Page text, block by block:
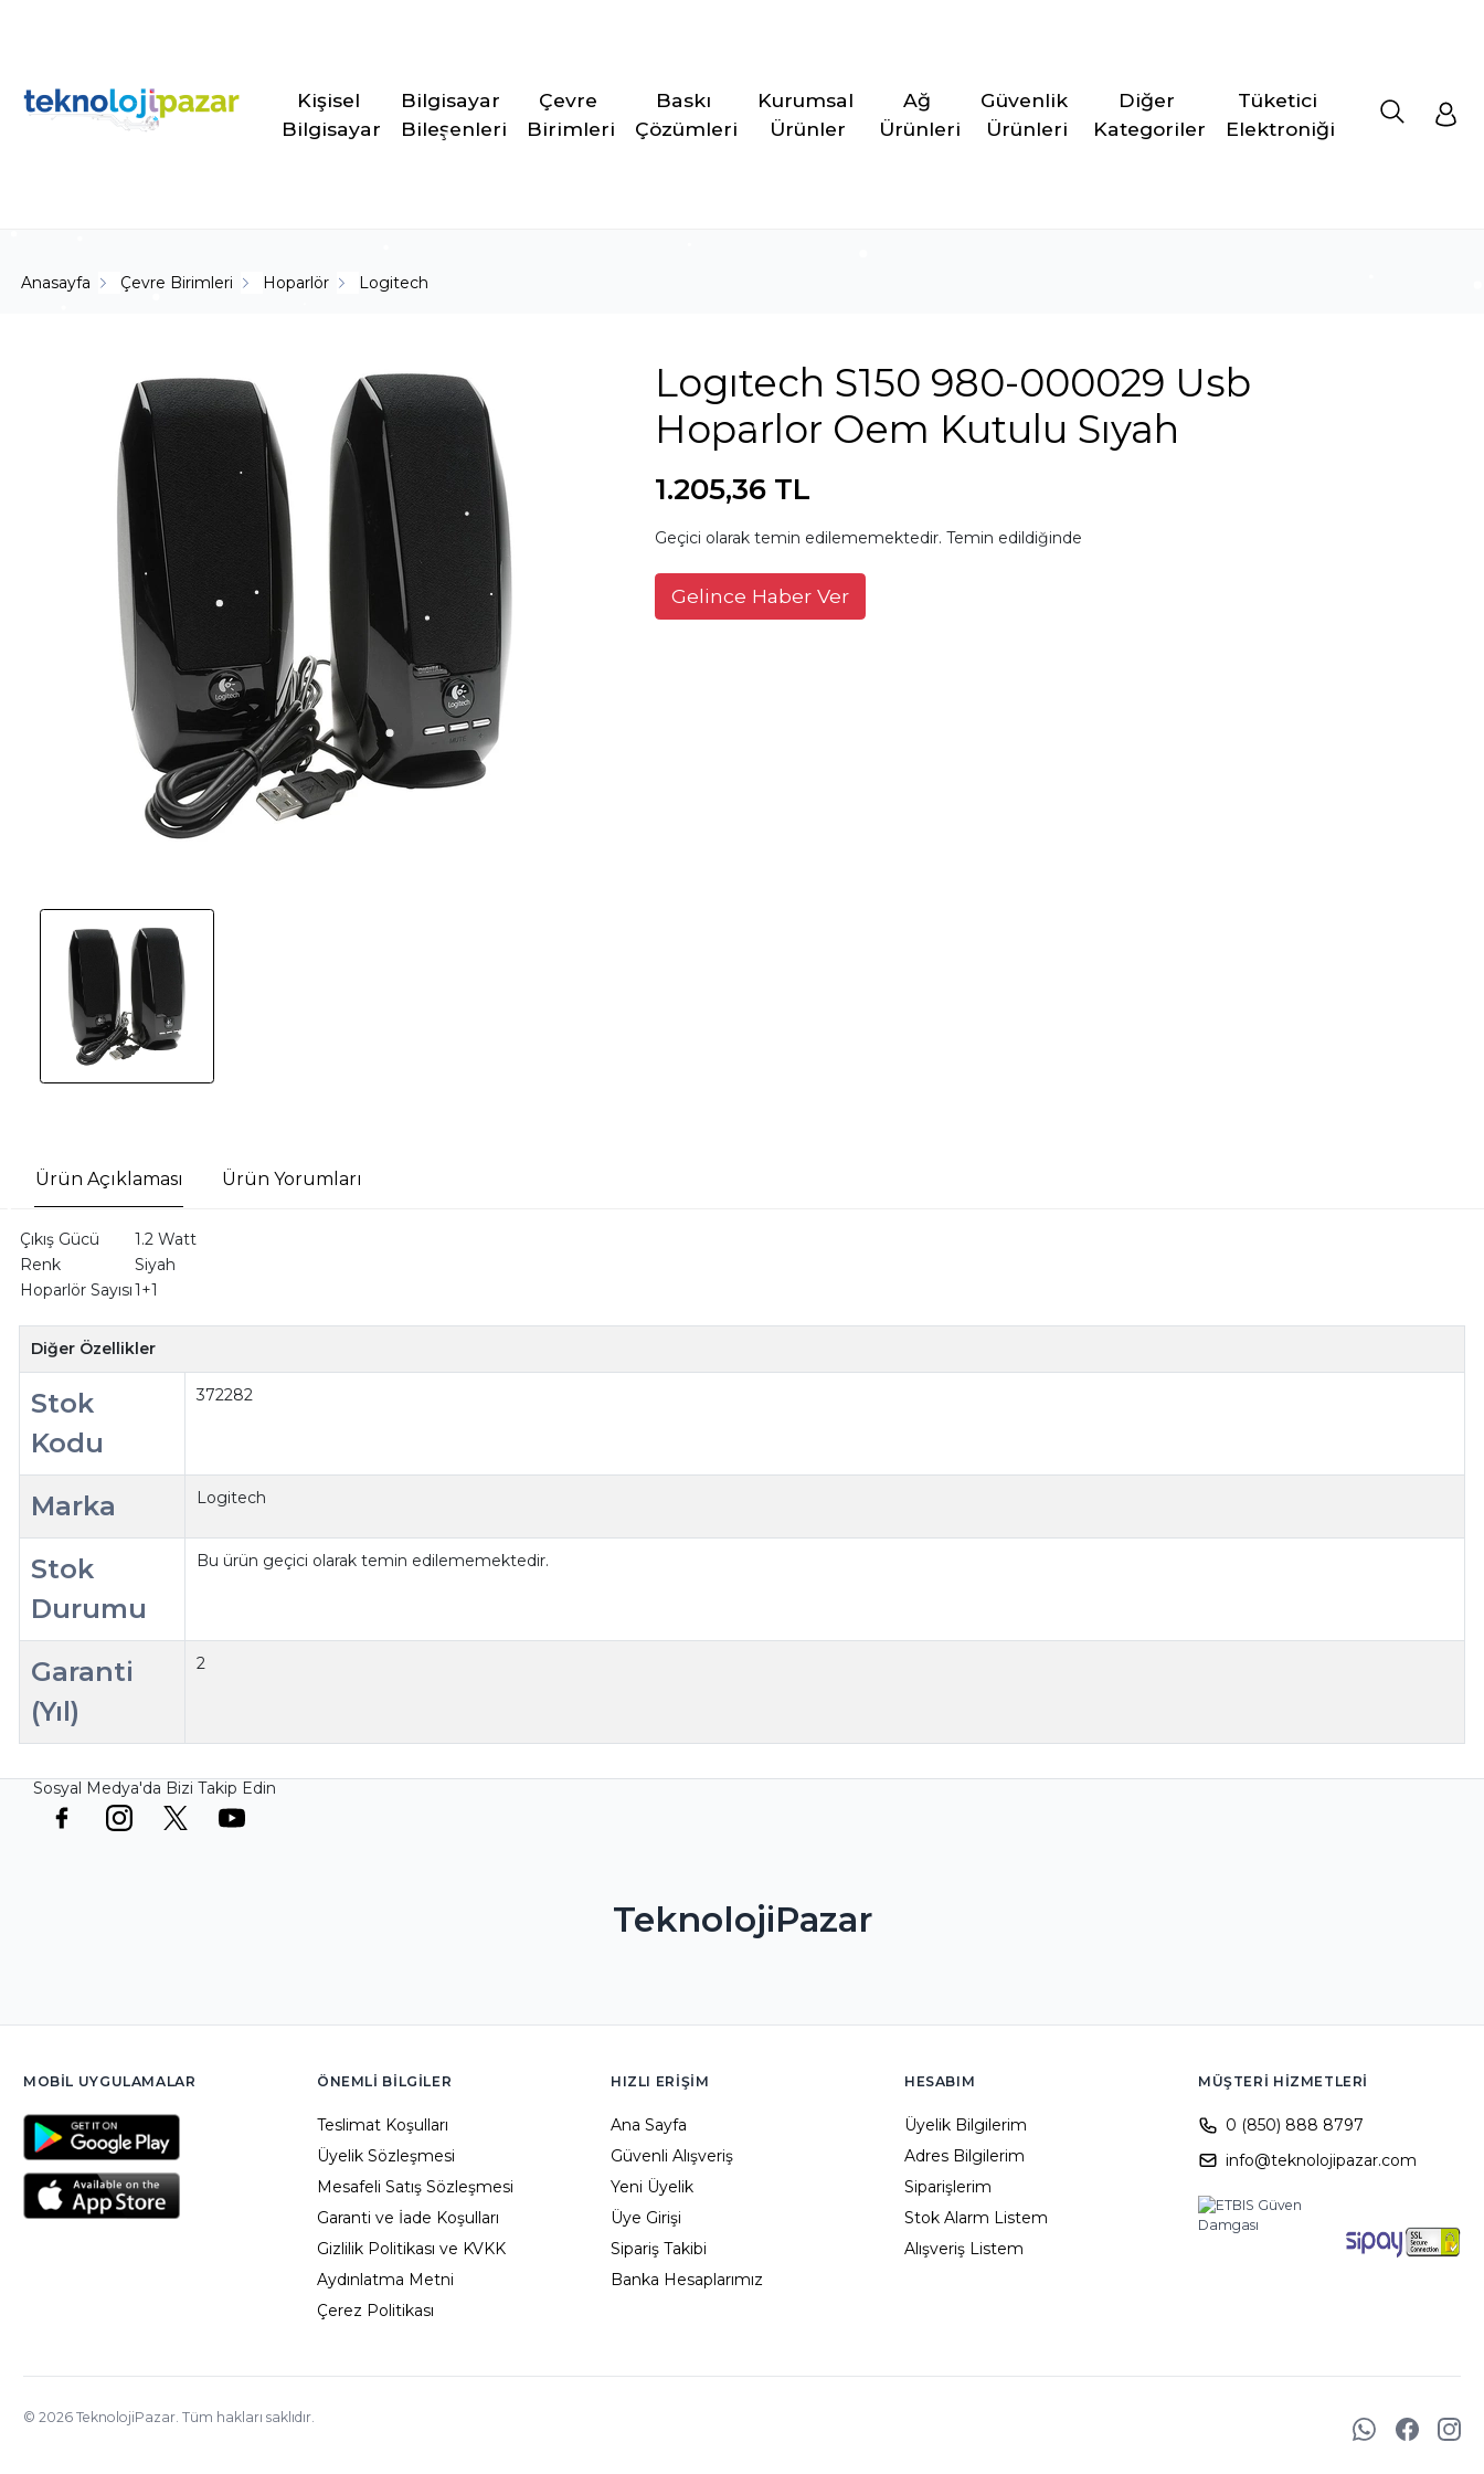
Kişisel
Bilgisayar
Bilgisayar
Bileşenleri
Çevre
Birimleri
Baskı
Çözümleri
Kurumsal
Ürünler
Ağ
Ürünleri
Güvenlik
Ürünleri
Diğer
Kategoriler
Tüketici
Elektroniği
Anasayfa Çevre Birimleri Hoparlör Logitech
Logıtech S150 980-000029 Usb
Hoparlor Oem Kutulu Sıyah
1.205,36 TL
Geçici olarak temin edilememektedir. Temin edildiğinde
Gelince Haber Ver
Ürün Açıklaması Ürün Yorumları
Çıkış Gücü
1.2 Watt
Renk
Siyah
Hoparlör Sayısı1+1
Diğer Özellikler
Stok
Kodu
372282
Marka Logitech
Stok
Durumu
Bu ürün geçici olarak temin edilememektedir.
Garanti
(Yıl)
2
Sosyal Medya'da Bizi Takip Edin
TeknolojiPazar
MOBIL UYGULAMALAR ÖNEMLI BILGILER
Teslimat Koşulları
Üyelik Sözleşmesi
Mesafeli Satış Sözleşmesi
Garanti ve İade Koşulları
Gizlilik Politikası ve KVKK
Aydınlatma Metni
Çerez Politikası
HIZLI ERIŞIM
Ana Sayfa
Güvenli Alışveriş
Yeni Üyelik
Üye Girişi
Sipariş Takibi
Banka Hesaplarımız
HESABIM
Üyelik Bilgilerim
Adres Bilgilerim
Siparişlerim
Stok Alarm Listem
Alışveriş Listem
MÜŞTERI HIZMETLERI
0 (850) 888 8797
info@teknolojipazar.com
© 2026 TeknolojiPazar. Tüm hakları saklıdır.